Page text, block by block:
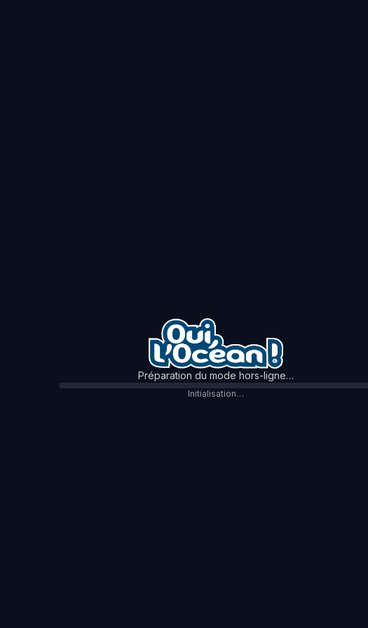
Préparation du mode hors-ligne…
Initialisation…